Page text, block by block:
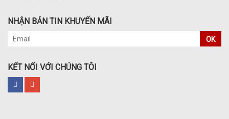
NHẬN BẢN TIN KHUYẾN MÃI
OK
KẾT NỐI VỚI CHÚNG TÔI